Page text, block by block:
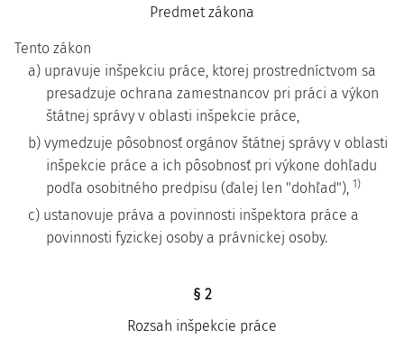
Predmet zákona
Tento zákon
a) upravuje inšpekciu práce, ktorej prostredníctvom sa
presadzuje ochrana zamestnancov pri práci a výkon
štátnej správy v oblasti inšpekcie práce,
b) vymedzuje pôsobnosť orgánov štátnej správy v oblasti
inšpekcie práce a ich pôsobnosť pri výkone dohľadu
podľa osobitného predpisu (ďalej len "dohľad"), 1)
c) ustanovuje práva a povinnosti inšpektora práce a
povinnosti fyzickej osoby a právnickej osoby.
§ 2
Rozsah inšpekcie práce